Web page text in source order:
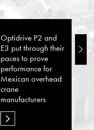
Optidrive P2 and
E3 put through their
paces to prove
performance for
Mexican overhead
crane
manufacturers